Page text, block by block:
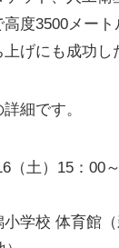
度3500メート
げにも成功し
細です。
（土）15：00
学校 体育館